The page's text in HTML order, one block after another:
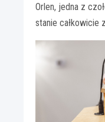
Orlen, jedna z
stanie całkowicie